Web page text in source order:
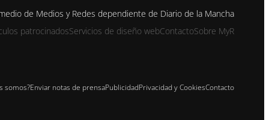
de Medios y Redes dependiente de Diario de la Mancha
patrocinadosServicios de diseño webContactoSobre MyR
somos?Enviar notas de prensaPublicidadPrivacidad y CookiesContacto